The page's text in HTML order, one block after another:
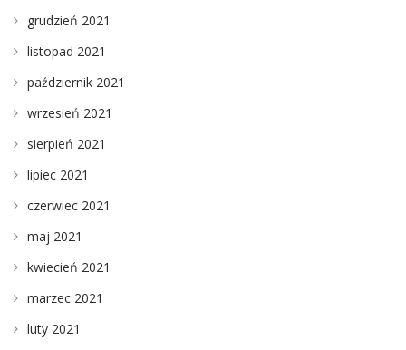
grudzień 2021
listopad 2021
październik 2021
wrzesień 2021
sierpień 2021
lipiec 2021
czerwiec 2021
maj 2021
kwiecień 2021
marzec 2021
luty 2021